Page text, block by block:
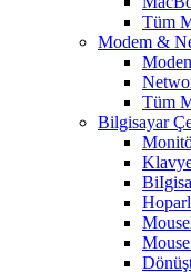
Tüm
Modem &
Tüm
Bilgisayar